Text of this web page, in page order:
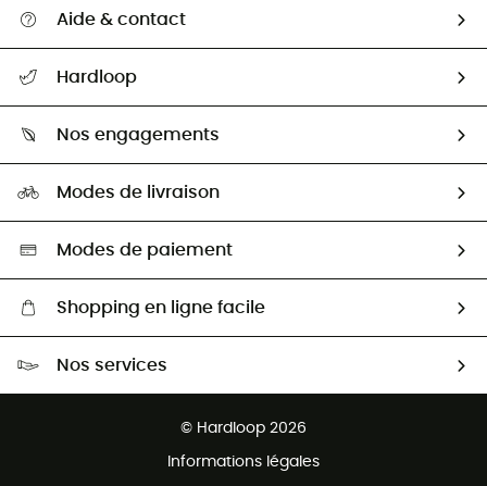
Aide & contact
Guide des tailles
Seconde Main
Aide & Contact
Hardloop
HardGuides
Nos engagements
Sélection éco-responsable
Modes de livraison
Modes de paiement
Shopping en ligne facile
Nos services
© Hardloop 2026
Informations légales